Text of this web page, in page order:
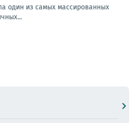
один из самых массированных